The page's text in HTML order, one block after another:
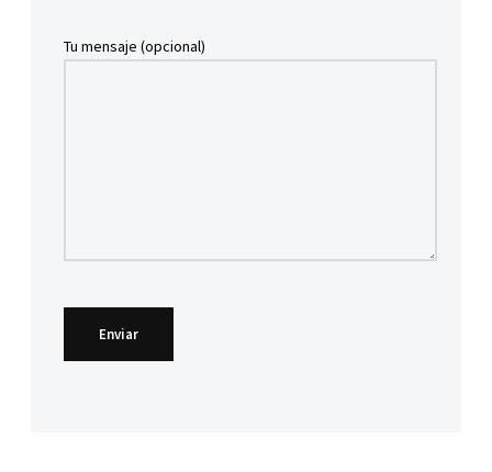
Tu mensaje (opcional)